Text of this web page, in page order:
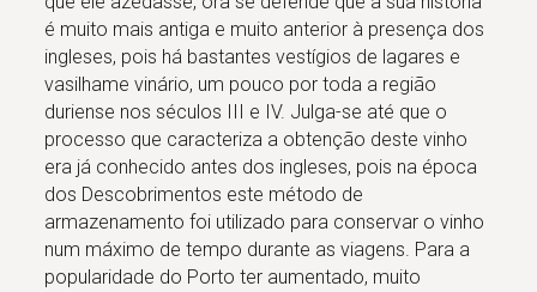
é muito mais antiga e muito anterior à presença dos
ingleses, pois há bastantes vestígios de lagares e
vasilhame vinário, um pouco por toda a região
duriense nos séculos III e IV. Julga-se até que o
processo que caracteriza a obtenção deste vinho
era já conhecido antes dos ingleses, pois na época
dos Descobrimentos este método de
armazenamento foi utilizado para conservar o vinho
num máximo de tempo durante as viagens. Para a
popularidade do Porto ter aumentado, muito